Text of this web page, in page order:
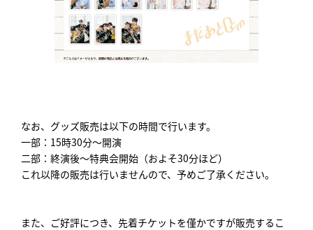
なお、グッズ販売は以下の時間で行います。
一部：15時30分～開演
二部：終演後～特典会開始（およそ30分ほど）
これ以降の販売は行いませんので、予めご了承ください。
また、ご好評につき、先着チケットを僅かですが販売するこ